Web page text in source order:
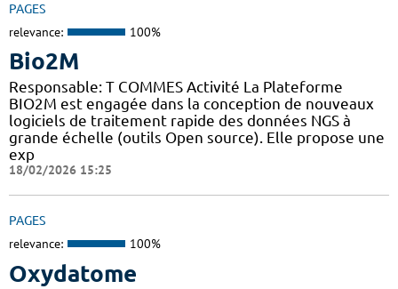
PAGES
relevance: 100%
Bio2M
Responsable: T COMMES Activité La Plateforme
BIO2M est engagée dans la conception de nouveaux
logiciels de traitement rapide des données NGS à
grande échelle (outils Open source). Elle propose une
exp
18/02/2026 15:25
PAGES
relevance: 100%
Oxydatome